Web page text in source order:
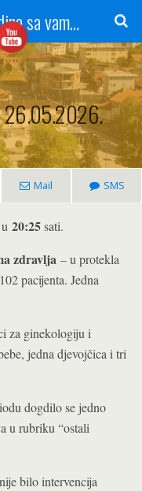
Radio Gradačac - 56 godina sa vama...
26.05.2026.
Mail SMS
20:25sati.
zdravlja – u protekla
pacijenta. Jedna
za ginekologiju i
jedna djevojčica i tri
dogdilo se jedno
u rubriku “ostali
bilo intervencija